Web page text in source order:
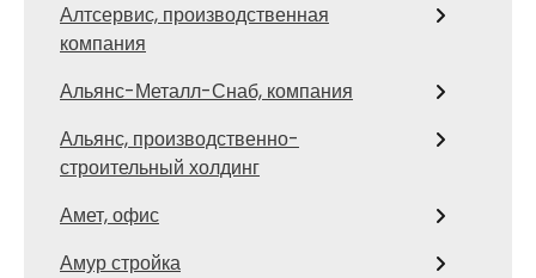
Алтсервис, производственная
компания
Альянс-Металл-Снаб, компания
Альянс, производственно-
строительный холдинг
Амет, офис
Амур стройка